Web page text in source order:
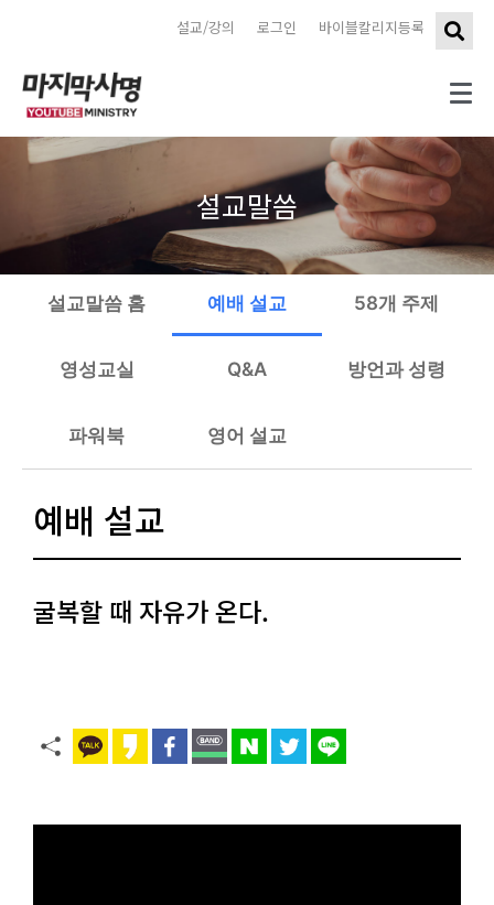
바이블칼리지등록
로그인
설교/강의
설교말씀
설교말씀 홈 예배 설교 58개 주제
영성교실 Q&A 방언과 성령
파워북 영어 설교
예배 설교
굴복할 때 자유가 온다.